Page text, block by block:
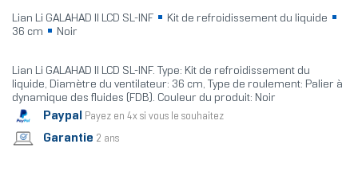
Lian Li GALAHAD II LCD SL-INF
Kit de refroidissement du liquide
36 cm
Noir
Lian Li GALAHAD II LCD SL-INF. Type: Kit de refroidissement du
liquide, Diamètre du ventilateur: 36 cm, Type de roulement: Palier à
dynamique des fluides (FDB). Couleur du produit: Noir
Paypal Payez en 4x si vous le souhaitez
Garantie 2 ans